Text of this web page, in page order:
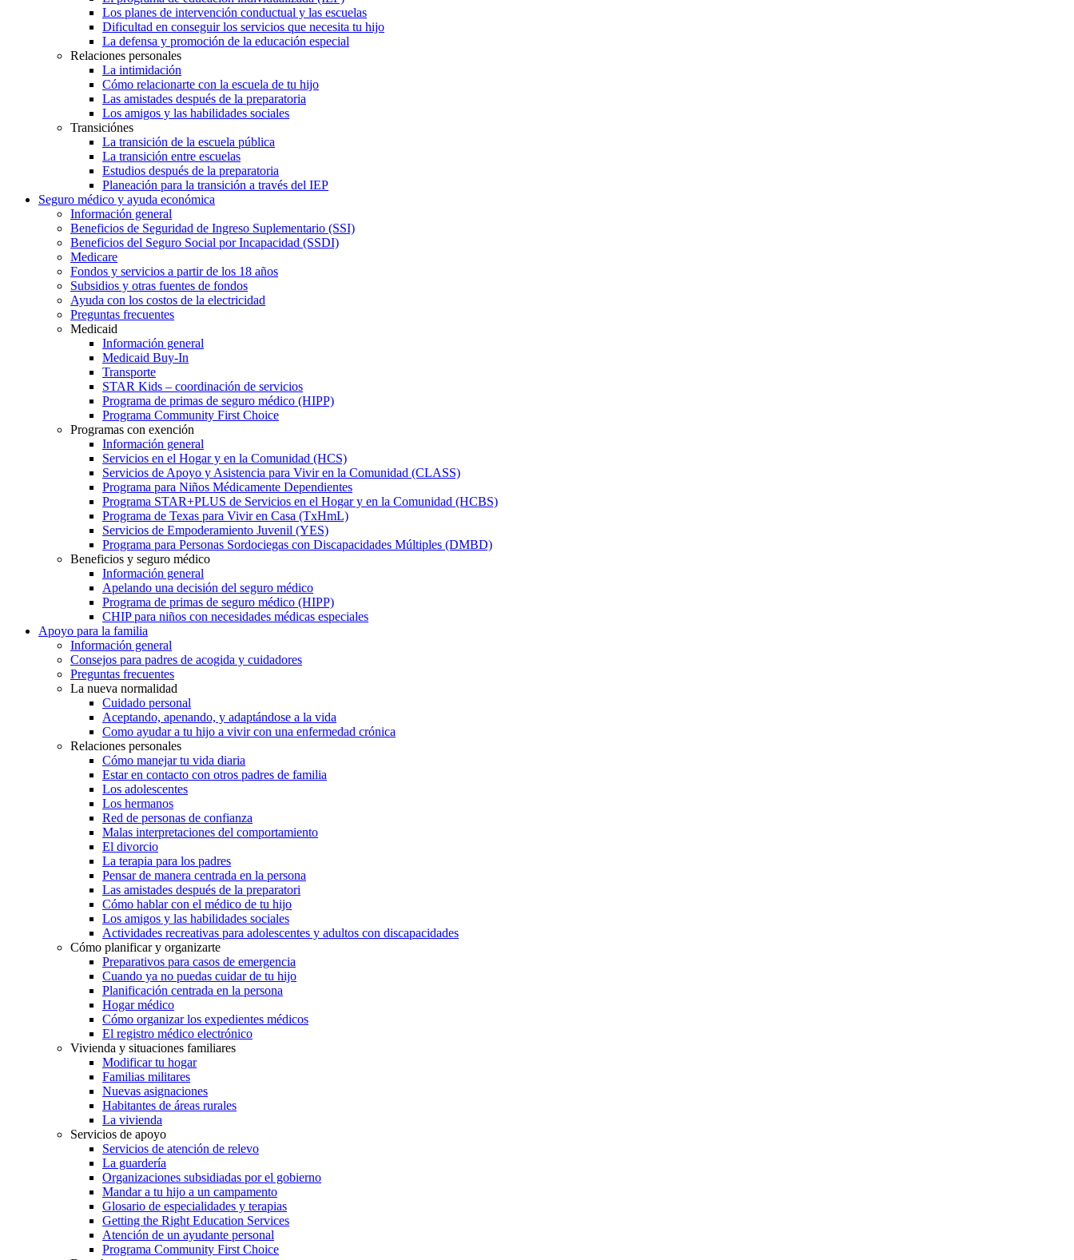
Los planes de intervención conductual y las escuelas
Dificultad en conseguir los servicios que necesita tu hijo
La defensa y promoción de la educación especial
Relaciones personales
La intimidación
Cómo relacionarte con la escuela de tu hijo
Las amistades después de la preparatoria
Los amigos y las habilidades sociales
Transiciónes
La transición de la escuela pública
La transición entre escuelas
Estudios después de la preparatoria
Planeación para la transición a través del IEP
Seguro médico y ayuda económica
Información general
Beneficios de Seguridad de Ingreso Suplementario (SSI)
Beneficios del Seguro Social por Incapacidad (SSDI)
Medicare
Fondos y servicios a partir de los 18 años
Subsidios y otras fuentes de fondos
Ayuda con los costos de la electricidad
Preguntas frecuentes
Medicaid
Información general
Medicaid Buy-In
Transporte
STAR Kids – coordinación de servicios
Programa de primas de seguro médico (HIPP)
Programa Community First Choice
Programas con exención
Información general
Servicios en el Hogar y en la Comunidad (HCS)
Servicios de Apoyo y Asistencia para Vivir en la Comunidad (CLASS)
Programa para Niños Médicamente Dependientes
Programa STAR+PLUS de Servicios en el Hogar y en la Comunidad (HCBS)
Programa de Texas para Vivir en Casa (TxHmL)
Servicios de Empoderamiento Juvenil (YES)
Programa para Personas Sordociegas con Discapacidades Múltiples (DMBD)
Beneficios y seguro médico
Información general
Apelando una decisión del seguro médico
Programa de primas de seguro médico (HIPP)
CHIP para niños con necesidades médicas especiales
Apoyo para la familia
Información general
Consejos para padres de acogida y cuidadores
Preguntas frecuentes
La nueva normalidad
Cuidado personal
Aceptando, apenando, y adaptándose a la vida
Como ayudar a tu hijo a vivir con una enfermedad crónica
Relaciones personales
Cómo manejar tu vida diaria
Estar en contacto con otros padres de familia
Los adolescentes
Los hermanos
Red de personas de confianza
Malas interpretaciones del comportamiento
El divorcio
La terapia para los padres
Pensar de manera centrada en la persona
Las amistades después de la preparatori
Cómo hablar con el médico de tu hijo
Los amigos y las habilidades sociales
Actividades recreativas para adolescentes y adultos con discapacidades
Cómo planificar y organizarte
Preparativos para casos de emergencia
Cuando ya no puedas cuidar de tu hijo
Planificación centrada en la persona
Hogar médico
Cómo organizar los expedientes médicos
El registro médico electrónico
Vivienda y situaciones familiares
Modificar tu hogar
Familias militares
Nuevas asignaciones
Habitantes de áreas rurales
La vivienda
Servicios de apoyo
Servicios de atención de relevo
La guardería
Organizaciones subsidiadas por el gobierno
Mandar a tu hijo a un campamento
Glosario de especialidades y terapias
Getting the Right Education Services
Atención de un ayudante personal
Programa Community First Choice